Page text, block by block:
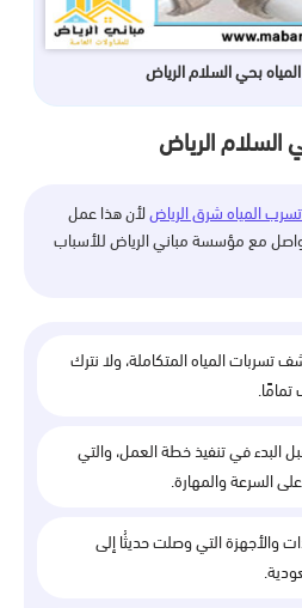
بحي السلام الرياض
الرياض
المياه شرق الرياضلأن هذا عمل
مع مؤسسة مباني الرياض للأسباب
المياه المتكاملة، ولا نترك
البدء في تنفيذ خطة العمل، والتي
السرعة والمهارة.
والأجهزة التي وصلت حديثُا إلى